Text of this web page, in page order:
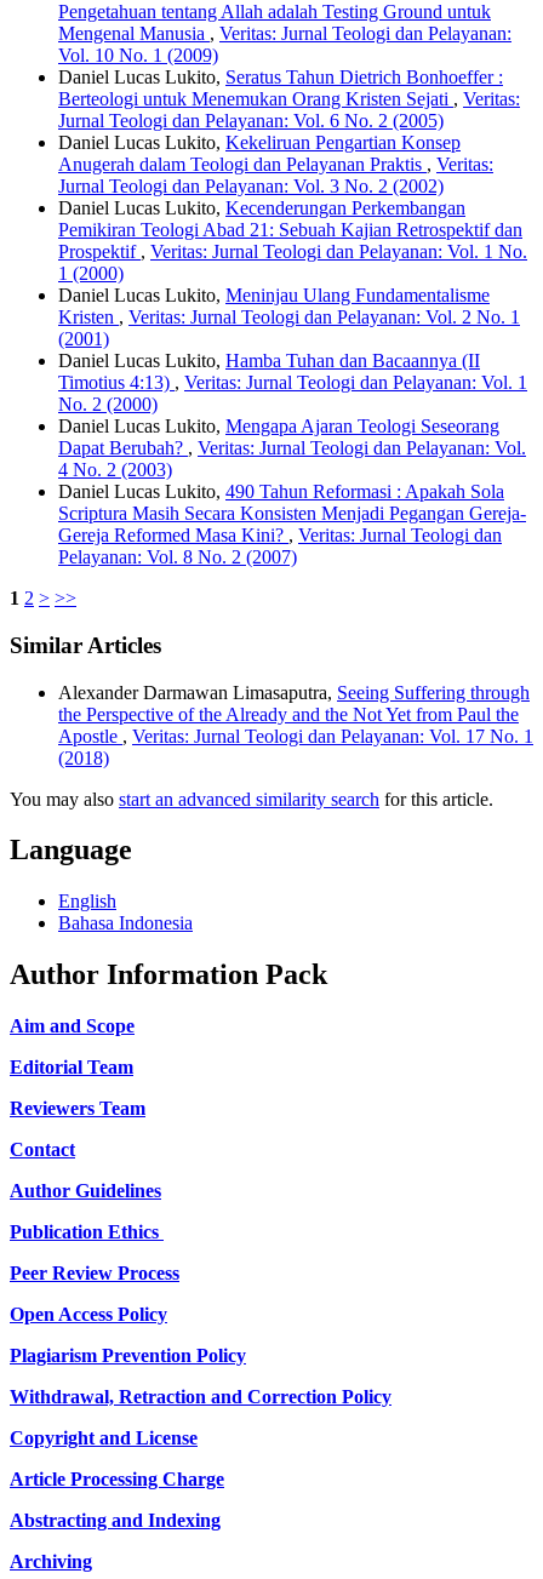
Pengetahuan tentang Allah adalah Testing Ground untuk
Mengenal Manusia , Veritas: Jurnal Teologi dan Pelayanan:
Vol. 10 No. 1 (2009)
Daniel Lucas Lukito, Seratus Tahun Dietrich Bonhoeffer :
Berteologi untuk Menemukan Orang Kristen Sejati , Veritas:
Jurnal Teologi dan Pelayanan: Vol. 6 No. 2 (2005)
Daniel Lucas Lukito, Kekeliruan Pengartian Konsep
Anugerah dalam Teologi dan Pelayanan Praktis , Veritas:
Jurnal Teologi dan Pelayanan: Vol. 3 No. 2 (2002)
Daniel Lucas Lukito, Kecenderungan Perkembangan
Pemikiran Teologi Abad 21: Sebuah Kajian Retrospektif dan
Prospektif , Veritas: Jurnal Teologi dan Pelayanan: Vol. 1 No.
1 (2000)
Daniel Lucas Lukito, Meninjau Ulang Fundamentalisme
Kristen , Veritas: Jurnal Teologi dan Pelayanan: Vol. 2 No. 1
(2001)
Daniel Lucas Lukito, Hamba Tuhan dan Bacaannya (II
Timotius 4:13) , Veritas: Jurnal Teologi dan Pelayanan: Vol. 1
No. 2 (2000)
Daniel Lucas Lukito, Mengapa Ajaran Teologi Seseorang
Dapat Berubah? , Veritas: Jurnal Teologi dan Pelayanan: Vol.
4 No. 2 (2003)
Daniel Lucas Lukito, 490 Tahun Reformasi : Apakah Sola
Scriptura Masih Secara Konsisten Menjadi Pegangan Gereja-
Gereja Reformed Masa Kini? , Veritas: Jurnal Teologi dan
Pelayanan: Vol. 8 No. 2 (2007)
1 2 > >>
Similar Articles
Alexander Darmawan Limasaputra, Seeing Suffering through
the Perspective of the Already and the Not Yet from Paul the
Apostle , Veritas: Jurnal Teologi dan Pelayanan: Vol. 17 No. 1
(2018)
You may also start an advanced similarity search for this article.
Language
English
Bahasa Indonesia
Author Information Pack
Aim and Scope
Editorial Team
Reviewers Team
Contact
Author Guidelines
Publication Ethics
Peer Review Process
Open Access Policy
Plagiarism Prevention Policy
Withdrawal, Retraction and Correction Policy
Copyright and License
Article Processing Charge
Abstracting and Indexing
Archiving